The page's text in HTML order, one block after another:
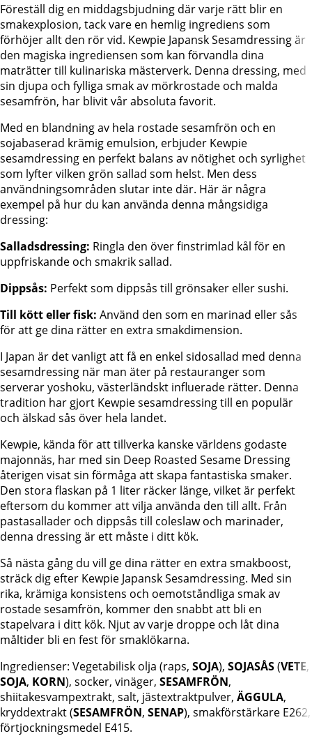
Föreställ dig en middagsbjudning där varje rätt blir en
smakexplosion, tack vare en hemlig ingrediens som
förhöjer allt den rör vid. Kewpie Japansk Sesamdressing är
den magiska ingrediensen som kan förvandla dina
maträtter till kulinariska mästerverk. Denna dressing, med
sin djupa och fylliga smak av mörkrostade och malda
sesamfrön, har blivit vår absoluta favorit.
Med en blandning av hela rostade sesamfrön och en
sojabaserad krämig emulsion, erbjuder Kewpie
sesamdressing en perfekt balans av nötighet och syrlighet
som lyfter vilken grön sallad som helst. Men dess
användningsområden slutar inte där. Här är några
exempel på hur du kan använda denna mångsidiga
dressing:
Salladsdressing: Ringla den över finstrimlad kål för en
uppfriskande och smakrik sallad.
Dippsås: Perfekt som dippsås till grönsaker eller sushi.
Till kött eller fisk: Använd den som en marinad eller sås
för att ge dina rätter en extra smakdimension.
I Japan är det vanligt att få en enkel sidosallad med denna
sesamdressing när man äter på restauranger som
serverar yoshoku, västerländskt influerade rätter. Denna
tradition har gjort Kewpie sesamdressing till en populär
och älskad sås över hela landet.
Kewpie, kända för att tillverka kanske världens godaste
majonnäs, har med sin Deep Roasted Sesame Dressing
återigen visat sin förmåga att skapa fantastiska smaker.
Den stora flaskan på 1 liter räcker länge, vilket är perfekt
eftersom du kommer att vilja använda den till allt. Från
pastasallader och dippsås till coleslaw och marinader,
denna dressing är ett måste i ditt kök.
Så nästa gång du vill ge dina rätter en extra smakboost,
sträck dig efter Kewpie Japansk Sesamdressing. Med sin
rika, krämiga konsistens och oemotståndliga smak av
rostade sesamfrön, kommer den snabbt att bli en
stapelvara i ditt kök. Njut av varje droppe och låt dina
måltider bli en fest för smaklökarna.
Ingredienser: Vegetabilisk olja (raps, SOJA), SOJASÅS(VETE,
SOJA, KORN), socker, vinäger, SESAMFRÖN,
shiitakesvampextrakt, salt, jästextraktpulver, ÄGGULA,
kryddextrakt (SESAMFRÖN, SENAP), smakförstärkare E262,
förtjockningsmedel E415.